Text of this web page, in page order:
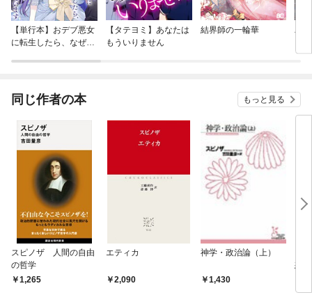
【単行本】おデブ悪女
に転生したら、なぜか
【タテヨミ】あなたは
もういりません
結界師の一輪華
バ
今
同じ作者の本 もっと見る
スピノザ 人間の自由
の哲学
1,265
エティカ
2,090
神学・政治論（上）
1,430
想